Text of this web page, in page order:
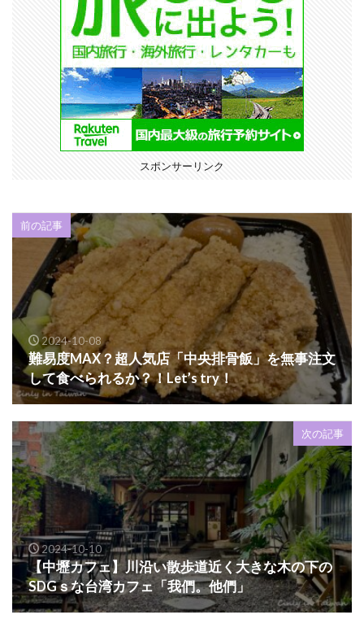
スポンサーリンク
前の記事
2024-10-08
難易度MAX？超人気店「中央排骨飯」を無事注文
して食べられるか？！Let’s try！
次の記事
2024-10-10
【中壢カフェ】川沿い散歩道近く大きな木の下の
SDGｓな台湾カフェ「我們。他們」